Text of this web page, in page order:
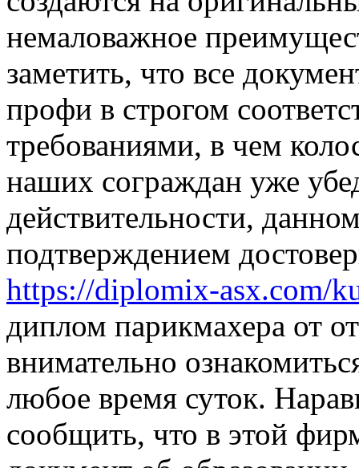
немаловажное
заметить, что все
профи в строгом
требованиями, в чем
наших сограждан уже
действительности,
подтверждением
https://diplomix-asx.com/
диплом парикмахера от
внимательно
любое время суток.
сообщить, что в этой